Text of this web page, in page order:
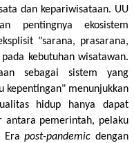
dan kepariwisataan. UU
pentingnya ekosistem
"sarana, prasarana,
kebutuhan wisatawan.
sebagai sistem yang
kepentingan" menunjukkan
hidup hanya dapat
antara pemerintah, pelaku
Era post-pandemic dengan